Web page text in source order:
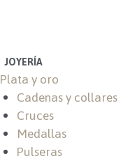
JOYERÍA
Plata y oro
Cadenas y collares
Cruces
Medallas